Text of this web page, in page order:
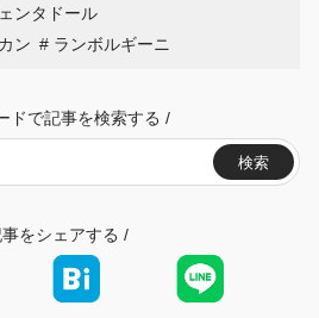
ンタドール
ン
ランボルギーニ
ドで記事を検索する /
検索
をシェアする /